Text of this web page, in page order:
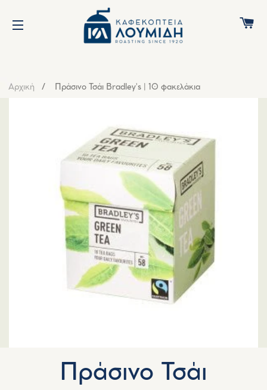
SITE NAVIGATION
Αρχική Πράσινο Τσάι Bradley's | 10 φακελάκια
Πράσινο Τσάι